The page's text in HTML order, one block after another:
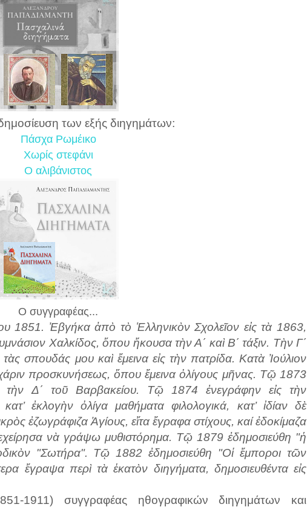
των εξής διηγημάτων:
Πάσχα Ρωμέικο
Χωρίς στεφάνι
Ο αλιβάνιστος
Ο συγγραφέας...
1851. Ἐβγήκα ἀπὸ τὸ Ἑλληνικὸν Σχολεῖον εἰς τὰ 1863,
Χαλκίδος, ὅπου ἤκουσα τὴν Α΄ καὶ Β΄ τάξιν. Τὴν Γ΄
τὰς σπουδάς μου καὶ ἔμεινα εἰς τὴν πατρίδα. Κατὰ Ἰούλιον
προσκυνήσεως, ὅπου ἔμεινα ὀλίγους μῆνας. Τῷ 1873
τὴν Δ΄ τοῦ Βαρβακείου. Τῷ 1874 ἐνεγράφην εἰς τὴν
ἐκλογὴν ὀλίγα μαθήματα φιλολογικά, κατ’ ἰδίαν δὲ
ἐζωγράφιζα Ἁγίους, εἴτα ἔγραφα στίχους, καί ἐδοκίμαζα
νὰ γράψω μυθιστόρημα. Τῷ 1879 ἐδημοσιεύθη "ἡ
"Σωτήρα". Τῷ 1882 ἐδημοσιεύθη "Οἱ ἔμποροι τῶν
ἔγραψα περὶ τὰ ἑκατὸν διηγήματα, δημοσιευθέντα εἰς
1911) συγγραφέας ηθογραφικών διηγημάτων και